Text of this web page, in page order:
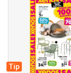
Tip